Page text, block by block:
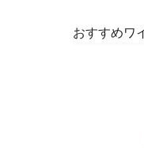
おすすめワ